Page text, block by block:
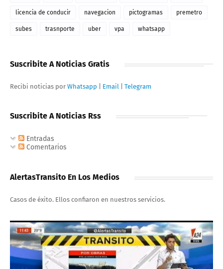
licencia de conducir navegacion pictogramas premetro
subes trasnporte uber vpa whatsapp
Suscribite A Noticias Gratis
Recibi noticias por Whatsapp Email Telegram
Suscribite A Noticias Rss
Entradas
Comentarios
AlertasTransito En Los Medios
Casos de éxito. Ellos confiaron en nuestros servicios.